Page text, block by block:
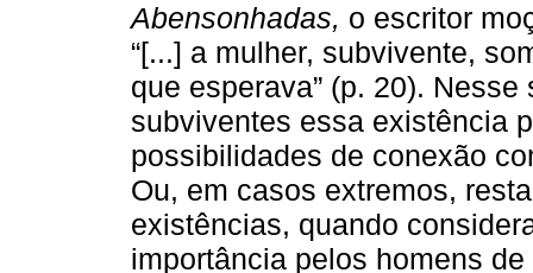
Abensonhadas, o escritor
“[...] a mulher, subvivente,
que esperava” (p. 20).
subviventes essa existência
possibilidades de conexão
Ou, em casos extremos,
existências, quando
importância pelos homens